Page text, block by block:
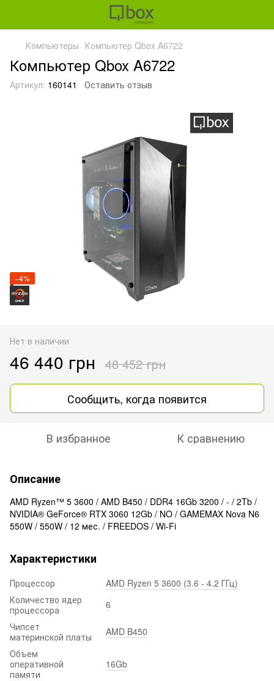
Компьютеры Компьютер Qbox A6722
Компьютер Qbox A6722
Артикул: 160141 Оставить отзыв
−4%
Нет в наличии
46 440 грн 48 452 грн
Сообщить, когда появится
В избранное К сравнению
Описание
AMD Ryzen™ 5 3600 / AMD B450 / DDR4 16Gb 3200 / - / 2Tb /
NVIDIA® GeForce® RTX 3060 12Gb / NO / GAMEMAX Nova N6
550W / 550W / 12 мес. / FREEDOS / Wi-Fi
Характеристики
Процессор
AMD Ryzen 5 3600 (3.6 - 4.2 ГГц)
Количество ядер
процессора
6
Чипсет
материнской платы
AMD B450
Объем
оперативной
памяти
16Gb